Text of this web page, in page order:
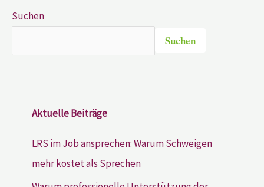
Suchen
Suchen
Aktuelle Beiträge
LRS im Job ansprechen: Warum Schweigen
mehr kostet als Sprechen